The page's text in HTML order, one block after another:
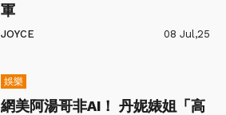
軍
JOYCE 08 Jul,25
娛樂
網美阿湯哥非AI！ 丹妮婊姐「高